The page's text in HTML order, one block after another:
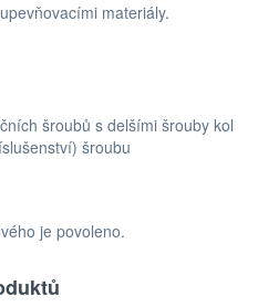
materiály.
šroubů s delšími šrouby kol
šroubu
je povoleno.